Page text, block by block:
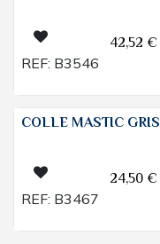
42,52 €
REF: B3546
COLLE MASTIC GRIS
24,50€
REF: B3467